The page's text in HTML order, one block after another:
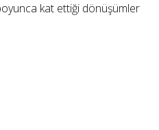
kat ettiği dönüşümler